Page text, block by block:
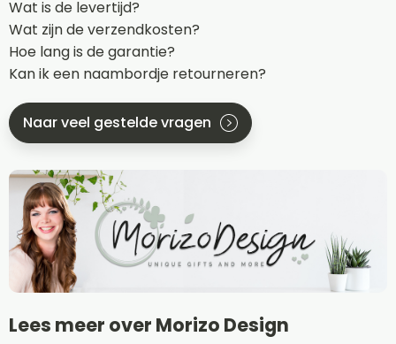
Wat is de levertijd?
Wat zijn de verzendkosten?
Hoe lang is de garantie?
Kan ik een naambordje retourneren?
Naar veel gestelde vragen
Lees meer over Morizo Design